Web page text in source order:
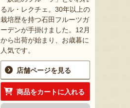
るル・レクチェ。30年以上の
栽培歴を持つ石田フルーツガ
ーデンが手掛けました。12月
から出荷が始まり、お歳暮に
人気です。
店舗ページを見る
商品をカートに入れる